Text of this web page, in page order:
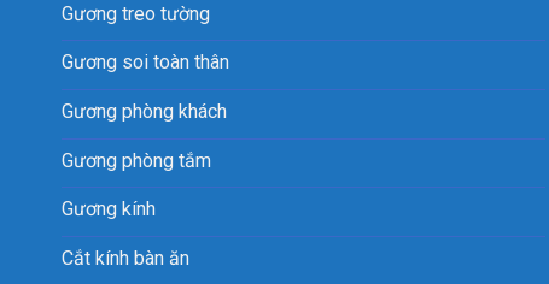
Gương treo tường
Gương soi toàn thân
Gương phòng khách
Gương phòng tắm
Gương kính
Cắt kính bàn ăn